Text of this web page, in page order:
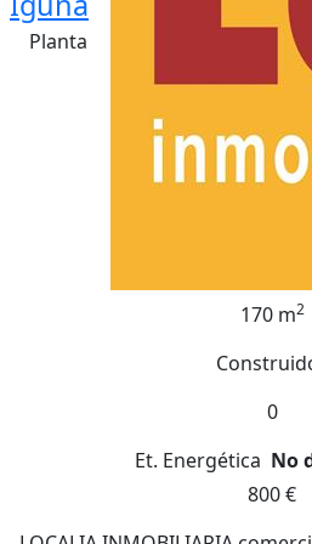
Planta
170 m2
0
Et. Energética No
800 €